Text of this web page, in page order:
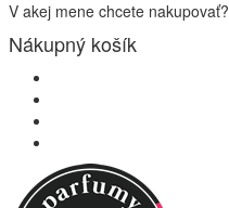
V akej mene chcete nakupovať?
Nákupný košík